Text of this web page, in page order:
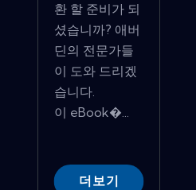
환 할 준비가 되
셨습니까? 애버
딘의 전문가들
이 도와 드리겠
습니다.
이 eBook�...
더보기